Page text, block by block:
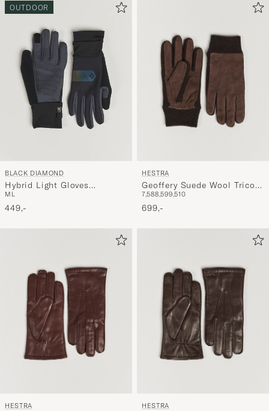
OUTDOOR
BLACK DIAMOND
Hybrid Light Gloves
Black/Carbon
M L
449,-
HESTRA
Geoffery Suede Wool Tricot
Glove Espresso
7,588,599,510
699,-
HESTRA HESTRA